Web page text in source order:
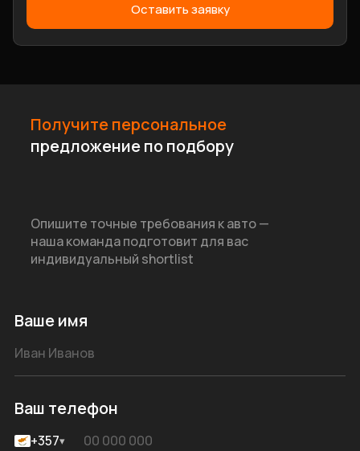
Оставить заявку
Ваше имя
Ваш телефон
+357▾
Получите персональное
предложение по подбору
Опишите точные требования к авто —
наша команда подготовит для вас
индивидуальный shortlist